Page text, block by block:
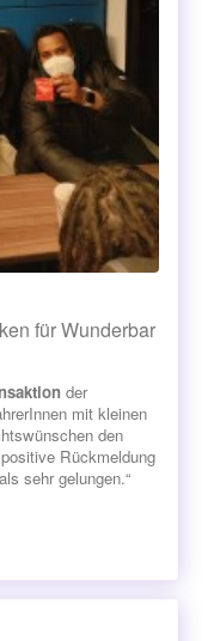
für Wunderbar
der
mit kleinen
den
Rückmeldung
sehr gelungen.“